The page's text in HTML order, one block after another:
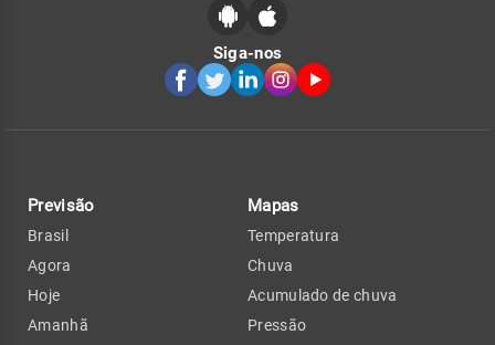
Siga-nos
Previsão
Brasil
Agora
Hoje
Amanhã
Mapas
Temperatura
Chuva
Acumulado de chuva
Pressão